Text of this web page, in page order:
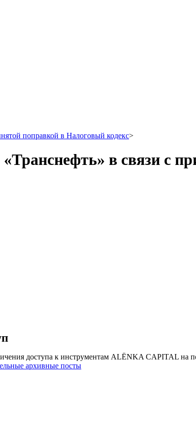
поправкой в Налоговый кодекс>
в связи с
доступа к инструментам ALЁNKA CAPITAL на
архивные посты